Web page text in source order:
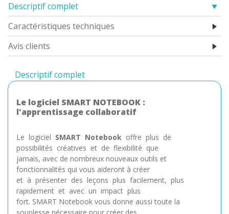
Descriptif complet
Caractéristiques techniques
Avis clients
Descriptif complet
Le logiciel SMART NOTEBOOK :
l'apprentissage collaboratif
Le logiciel SMART Notebook offre plus de
possibilités créatives et de flexibilité que
jamais, avec de nombreux nouveaux outils et
fonctionnalités qui vous aideront à créer
et à présenter des leçons plus facilement, plus
rapidement et avec un impact plus
fort. SMART Notebook vous donne aussi toute la